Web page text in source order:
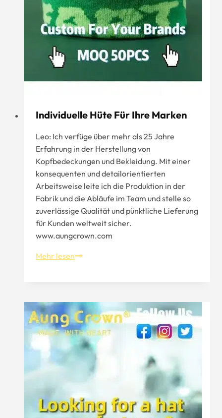
Individuelle Hüte Für Ihre Marken
Leo: Ich verfüge über mehr als 25 Jahre
Erfahrung in der Herstellung von
Kopfbedeckungen und Bekleidung. Mit einer
konsequenten und detailorientierten
Arbeitsweise leite ich die Produktion in der
Fabrik und die Abläufe im Team und stelle so
zuverlässige Qualität und pünktliche Lieferung
für Kunden weltweit sicher.
www.aungcrown.com
Mehr lesenIndividuelle
Marken